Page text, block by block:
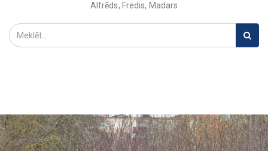
Alfrēds, Fredis, Madars